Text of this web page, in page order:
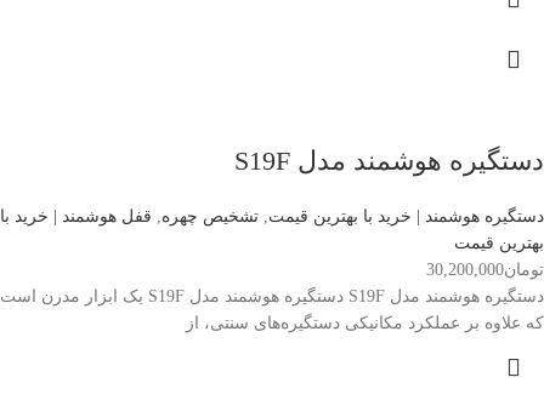
دستگیره هوشمند مدل S19F
دستگیره هوشمند | خرید با بهترین قیمت, تشخیص چهره, قفل هوشمند | خرید با
بهترین قیمت
تومان30,200,000
دستگیره هوشمند مدل S19F دستگیره هوشمند مدل S19F یک ابزار مدرن است
که علاوه بر عملکرد مکانیکی دستگیره‌های سنتی، از